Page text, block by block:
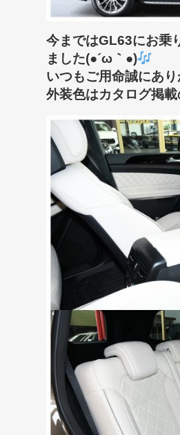
今まではGL63にお乗
ました(●´ω｀●)
いつもご用命誠にあ
外装色はカタログ掲